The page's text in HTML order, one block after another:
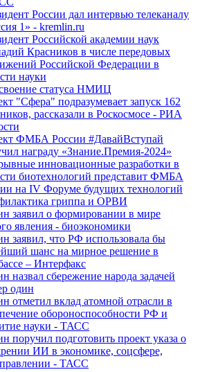
России дал интервью телеканалу
1» - kremlin.ru
Российской академии наук
Красников в числе передовых
Российской Федерации в
науки
статуса НМИЦ
"Сфера" подразумевает запуск 162
рассказали в Роскосмосе - РИА
ФМБА России #ДавайВступай
награду «Знание.Премия-2024»
инновационные разработки в
биотехнологий представит ФМБА
на IV Форуме будущих технологий
гриппа и ОРВИ
заявил о формировании в мире
явления - биоэкономики
заявил, что РФ использовала бы
шанс на мирное решение в
– Интерфакс
назвал сбережение народа задачей
один
отметил вклад атомной отрасли в
обороноспособности РФ и
науки - ТАСС
поручил подготовить проект указа о
ИИ в экономике, соцсфере,
- ТАСС